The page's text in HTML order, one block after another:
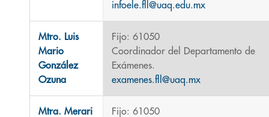
infoele.fll@uaq.edu.mx
Mtro. Luis
Mario
González
Ozuna
Fijo: 61050
Coordinador del Departamento de
Exámenes.
examenes.fll@uaq.mx
Mtra. Merari
Fijo: 61050